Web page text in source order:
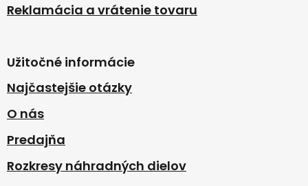
Reklamácia a vrátenie tovaru
Užitočné informácie
Najčastejšie otázky
O nás
Predajňa
Rozkresy náhradných dielov